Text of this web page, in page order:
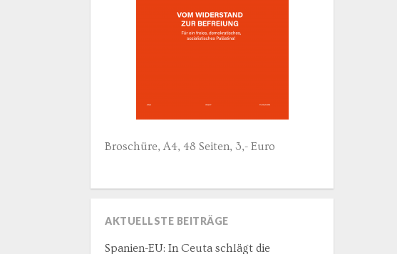
Broschüre, A4, 48 Seiten, 3,- Euro
AKTUELLSTE BEITRÄGE
Spanien-EU: In Ceuta schlägt die